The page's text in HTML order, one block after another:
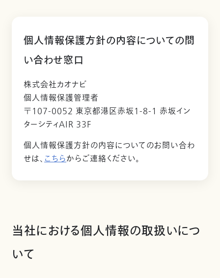
個人情報保護方針の内容についての問
い合わせ窓口
株式会社カオナビ
個人情報保護管理者
〒107-0052 東京都港区赤坂1-8-1 赤坂イン
ターシティAIR 33F
個人情報保護方針の内容についてのお問い合わ
せは、こちらからご連絡ください。
当社における個人情報の取扱いにつ
いて